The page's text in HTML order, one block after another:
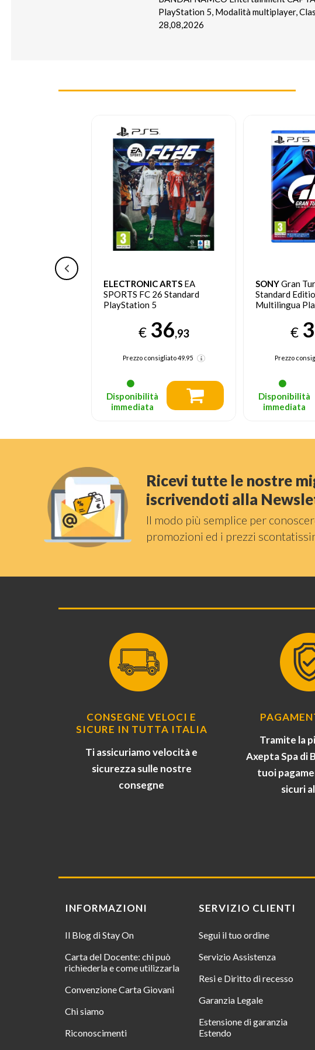
PlayStation 5, Modalità multiplayer,
28,08,2026
ELECTRONIC ARTS EA
SPORTS FC 26 Standard
PlayStation 5
€ 36,93
Prezzo consigliato49.95
Disponibilità
immediata
SONYGran
Standard
Multilingua
€
Prezzo
Disponibilità
immediata
Ricevi tutte le nostre
iscrivendoti alla
Il modo più semplice per
promozioni ed i prezzi
CONSEGNE VELOCI E
SICURE IN TUTTA ITALIA
Ti assicuriamo velocità e
sicurezza sulle nostre
consegne
Tramite la
Axepta Spa di
tuoi
sicuri
INFORMAZIONI
Il Blog di Stay On
Carta del Docente: chi può
richiederla e come utilizzarla
Convenzione Carta Giovani
Chi siamo
Riconoscimenti
SERVIZIO CLIENTI
Segui il tuo ordine
Servizio Assistenza
Resi e Diritto di recesso
Garanzia Legale
Estensione di garanzia
Estendo